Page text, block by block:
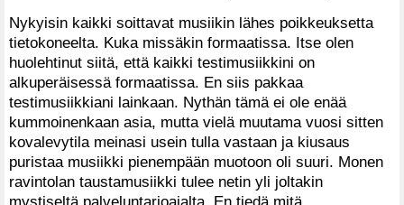
Nykyisin kaikki soittavat musiikin lähes poikkeuksetta
tietokoneelta. Kuka missäkin formaatissa. Itse olen
huolehtinut siitä, että kaikki testimusiikkini on
alkuperäisessä formaatissa. En siis pakkaa
testimusiikkiani lainkaan. Nythän tämä ei ole enää
kummoinenkaan asia, mutta vielä muutama vuosi sitten
kovalevytila meinasi usein tulla vastaan ja kiusaus
puristaa musiikki pienempään muotoon oli suuri. Monen
ravintolan taustamusiikki tulee netin yli joltakin
mystiseltä palveluntarjoajalta. En tiedä mitä